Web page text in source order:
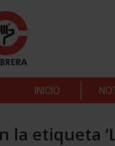
INICIO
la etiqueta